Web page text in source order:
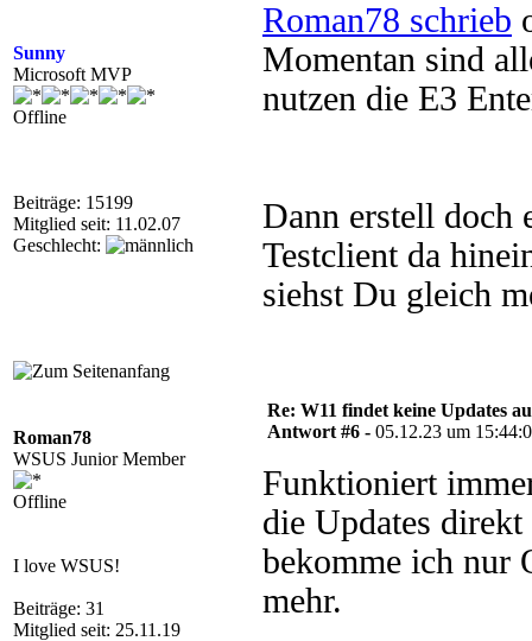
Sunny
Microsoft MVP
Offline
Beiträge: 15199
Mitglied seit: 11.02.07
Geschlecht:
Roman78 schrieb
Momentan sind
nutzen die E3
Dann erstell doch
Testclient da
siehst Du gleich
Roman78
WSUS Junior Member
Offline
I love WSUS!
Beiträge: 31
Mitglied seit: 25.11.19
Re: W11 findet keine Updates
Antwort #6 - 05.12.23 um
Funktioniert
die Updates
bekomme ich nur
mehr.